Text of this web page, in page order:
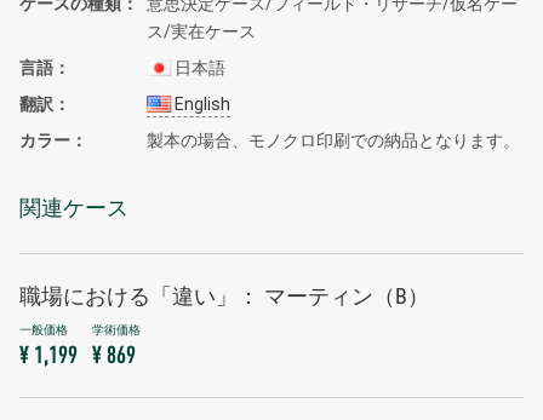
ス/実在ケース
言語
日本語
翻訳
English
カラー
製本の場合、モノクロ印刷での納品となります。
関連ケース
職場における「違い」： マーティン（B）
¥ 1,199 ¥ 869